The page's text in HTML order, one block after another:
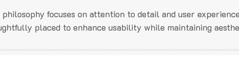
philosophy focuses on attention to detail and user
placed to enhance usability while maintaining